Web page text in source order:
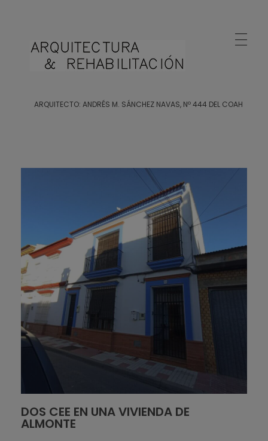
ARQUITECTO: ANDRÉS M. SÁNCHEZ NAVAS, Nº 444 DEL COAH
DOS CEE EN UNA VIVIENDA DE
ALMONTE